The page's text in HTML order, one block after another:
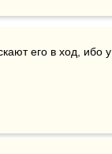
его в ход, ибо у